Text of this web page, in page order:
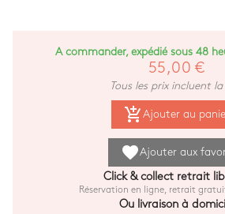
A commander, expédié sous 48
55,00 €
Tous les prix incluent la
add_shopping_cart Ajouter au
favoriteAjouter aux
Click & collect retrait
Réservation en ligne, retrait
Ou livraison à